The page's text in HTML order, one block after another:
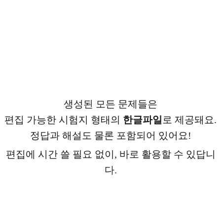
생성된 모든 문제들은
편집 가능한 시험지 형태의 한글파일 로 제공돼요.
정답과 해설도 물론 포함되어 있어요!
편집에 시간 쓸 필요 없이, 바로 활용할 수 있답니
다.